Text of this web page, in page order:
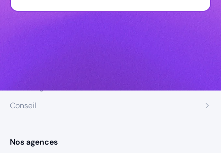
Conseil
Nos agences